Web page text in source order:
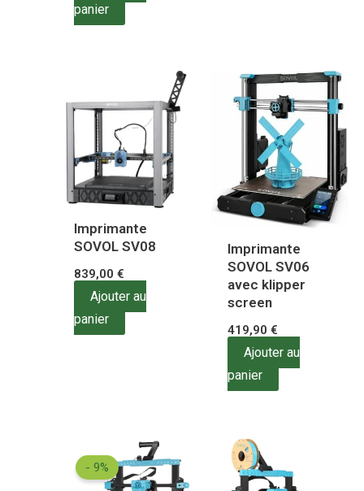
panier
Imprimante
SOVOL SV08
839,00€
Ajouter au
panier
Imprimante
SOVOL SV06
avec klipper
screen
419,90 €
Ajouter au
panier
- 9%
prix
initial
prix
actuel